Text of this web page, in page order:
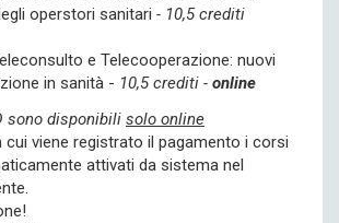
operstori sanitari - 10,5 crediti
e Telecooperazione: nuovi
in sanità - 10,5 crediti - online
sono disponibili solo online
cui viene registrato il pagamento i corsi
attivati da sistema nel